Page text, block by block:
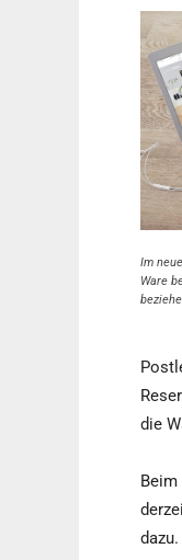
Im
Ware
die
Beim
dazu.